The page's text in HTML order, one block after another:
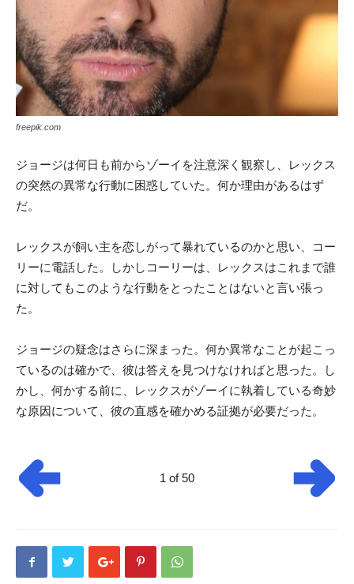
freepik.com
ジョージは何日も前からゾーイを注意深く観察し、レックス
の突然の異常な行動に困惑していた。何か理由があるはず
だ。
レックスが飼い主を恋しがって暴れているのかと思い、コー
リーに電話した。しかしコーリーは、レックスはこれまで誰
に対してもこのような行動をとったことはないと言い張っ
た。
ジョージの疑念はさらに深まった。何か異常なことが起こっ
ているのは確かで、彼は答えを見つけなければと思った。し
かし、何かする前に、レックスがゾーイに執着している奇妙
な原因について、彼の直感を確かめる証拠が必要だった。
1 of 50